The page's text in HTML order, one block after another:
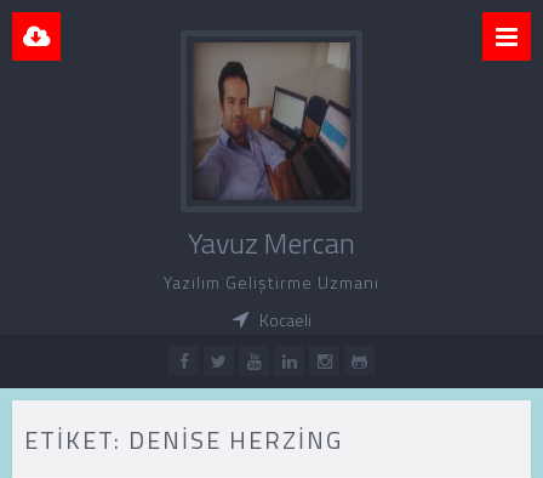
Yavuz Mercan
Yazılım Geliştirme Uzmanı
Kocaeli
ETIKET: DENISE HERZING